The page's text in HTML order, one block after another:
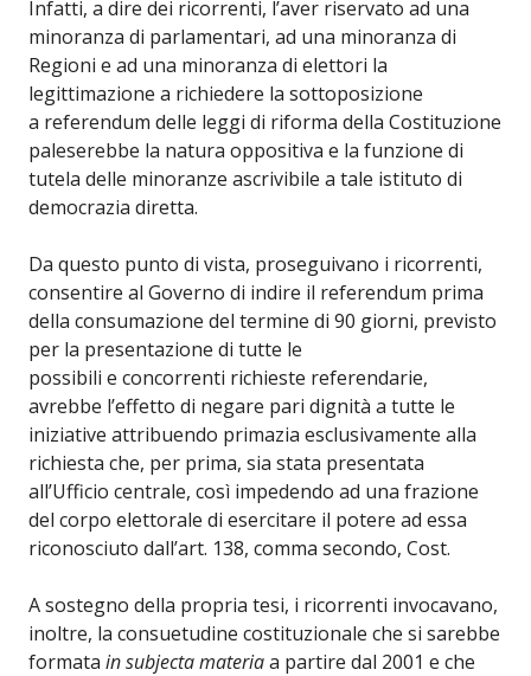
Infatti, a dire dei ricorrenti, l’aver riservato ad una
minoranza di parlamentari, ad una minoranza di
Regioni e ad una minoranza di elettori la
legittimazione a richiedere la sottoposizione
a referendum delle leggi di riforma della Costituzione
paleserebbe la natura oppositiva e la funzione di
tutela delle minoranze ascrivibile a tale istituto di
democrazia diretta.
Da questo punto di vista, proseguivano i ricorrenti,
consentire al Governo di indire il referendum prima
della consumazione del termine di 90 giorni, previsto
per la presentazione di tutte le
possibili e concorrenti richieste referendarie,
avrebbe l’effetto di negare pari dignità a tutte le
iniziative attribuendo primazia esclusivamente alla
richiesta che, per prima, sia stata presentata
all’Ufficio centrale, così impedendo ad una frazione
del corpo elettorale di esercitare il potere ad essa
riconosciuto dall’art. 138, comma secondo, Cost.
A sostegno della propria tesi, i ricorrenti invocavano,
inoltre, la consuetudine costituzionale che si sarebbe
formata in subjecta materiaa partire dal 2001 e che